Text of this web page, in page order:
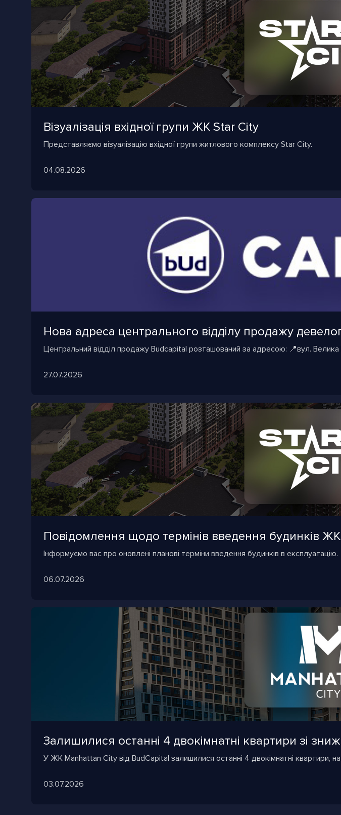
Візуалізація вхідної групи ЖК Star City
Представляємо візуалізацію вхідної групи житлового комплексу Star City.
04.08.2026
Нова адреса центрального відділу продажу
Центральний відділ продажу Budcapital розташований за адресою: 📍вул. Велика
27.07.2026
Повідомлення щодо термінів введення будинків
Інформуємо вас про оновлені планові терміни введення будинків в експлуатацію.
06.07.2026
Залишилися останні 4 двокімнатні квартири зі
У ЖК Manhattan City від BudCapital залишилися останні 4 двокімнатні квартири,
03.07.2026